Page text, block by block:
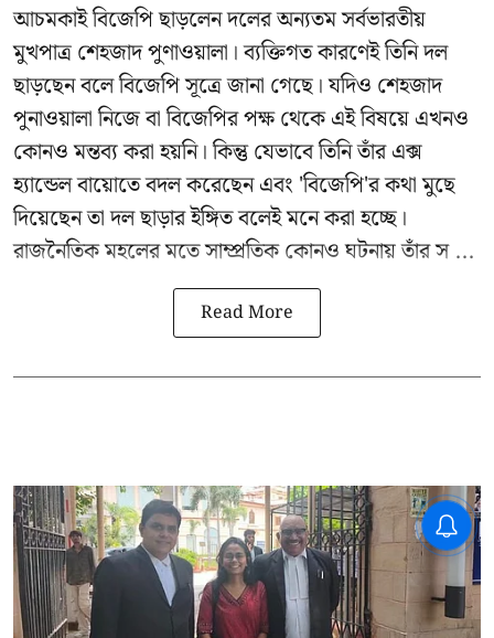
আচমকাই বিজেপি ছাড়লেন দলের অন্যতম সর্বভারতীয়
মুখপাত্র শেহজাদ পুণাওয়ালা। ব্যক্তিগত কারণেই তিনি দল
ছাড়ছেন বলে বিজেপি সূত্রে জানা গেছে। যদিও শেহজাদ
পুনাওয়ালা নিজে বা বিজেপির পক্ষ থেকে এই বিষয়ে এখনও
কোনও মন্তব্য করা হয়নি। কিন্তু যেভাবে তিনি তাঁর এক্স
হ্যান্ডেল বায়োতে বদল করেছেন এবং 'বিজেপি'র কথা মুছে
দিয়েছেন তা দল ছাড়ার ইঙ্গিত বলেই মনে করা হচ্ছে।
রাজনৈতিক মহলের মতে সাম্প্রতিক কোনও ঘটনায় তাঁর স ...
Read More
CPIM: ৬০ লক্ষ নাম বিবেচনাধীন রেখে
ভোট ঘোষণার প্রতিবাদ - আদালতের
দ্বারস্থ হবে সিপিআইএম